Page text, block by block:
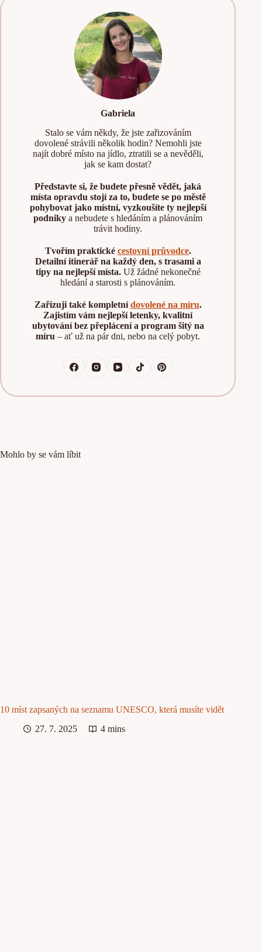
Gabriela
Stalo se vám někdy, že jste zařizováním
dovolené strávili několik hodin? Nemohli jste
najít dobré místo na jídlo, ztratili se a nevěděli,
jak se kam dostat?
Představte si, že budete přesně vědět, jaká
místa opravdu stojí za to, budete se po městě
pohybovat jako místní, vyzkoušíte ty nejlepší
podniky a nebudete s hledáním a plánováním
trávit hodiny.
Tvořím praktické cestovní průvodce.
Detailní itinerář na každý den, s trasami a
tipy na nejlepší místa.Už žádné nekonečné
hledání a starosti s plánováním.
Zařizuji také kompletnídovolené na míru.
Zajistím vám nejlepší letenky, kvalitní
ubytování bez přeplácení a program šitý na
míru – ať už na pár dni, nebo na celý pobyt.
Mohlo by se vám líbit
10 míst zapsaných na seznamu UNESCO, která musíte vidět
27. 7. 2025
4 mins